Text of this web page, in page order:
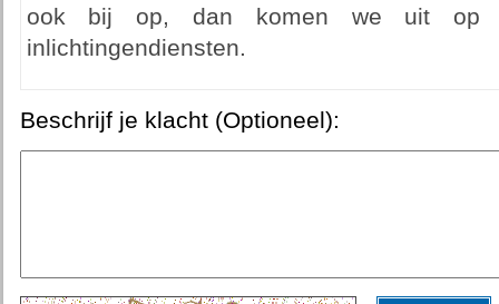
ook bij op, dan komen we uit op
inlichtingendiensten.
Beschrijf je klacht (Optioneel):